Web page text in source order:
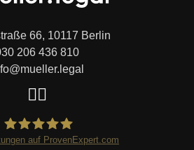
66, 10117 Berlin
206 436 810
auf ProvenExpert.com